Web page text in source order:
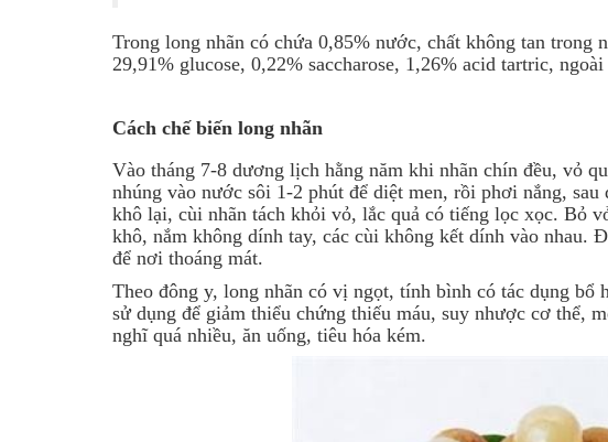
Trong long nhãn có chứa 0,85% nước, chất không tan trong
29,91% glucose, 0,22% saccharose, 1,26% acid tartric,
Cách chế biến long nhãn
Vào tháng 7-8 dương lịch hằng năm khi nhãn chín đều, vỏ
nhúng vào nước sôi 1-2 phút để diệt men, rồi phơi nắng,
khô lại, cùi nhãn tách khỏi vỏ, lắc quả có tiếng lọc xọc. Bỏ
khô, nắm không dính tay, các cùi không kết dính vào nhau.
để nơi thoáng mát.
Theo đông y, long nhãn có vị ngọt, tính bình có tác dụng
sử dụng để giảm thiểu chứng thiếu máu, suy nhược cơ thể,
nghĩ quá nhiều, ăn uống, tiêu hóa kém.